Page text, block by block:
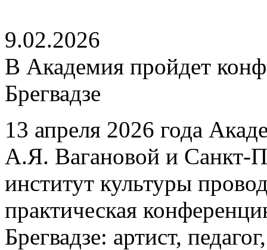
9.02.2026
В Академия пройдет
Брегвадзе
13 апреля 2026 года
А.Я. Вагановой и Санкт-
институт культуры
практическая
Брегвадзе: артист,